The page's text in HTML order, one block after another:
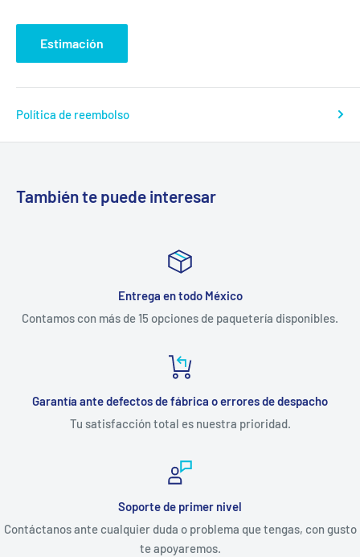
Estimación
Política de reembolso
También te puede interesar
Entrega en todo México
Contamos con más de 15 opciones de paquetería disponibles.
Garantía ante defectos de fábrica o errores de despacho
Tu satisfacción total es nuestra prioridad.
Soporte de primer nivel
Contáctanos ante cualquier duda o problema que tengas, con gusto
te apoyaremos.